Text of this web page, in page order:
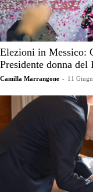
Elezioni in Messico:
Presidente donna del
Camilla Marrangone - 11